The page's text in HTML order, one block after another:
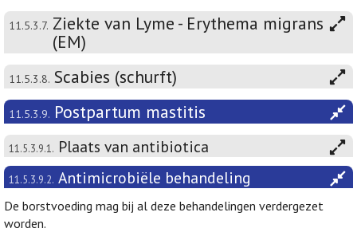
11.5.3.7. Ziekte van Lyme - Erythema migrans
(EM)
11.5.3.8. Scabies (schurft)
11.5.3.9. Postpartum mastitis
11.5.3.9.1. Plaats van antibiotica
11.5.3.9.2. Antimicrobiële behandeling
De borstvoeding mag bij al deze behandelingen verdergezet
worden.